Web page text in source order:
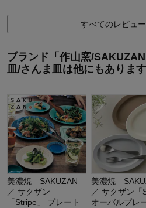
価格
機能
デザイン・色
購入商品：
(限定カ
使用場所： リビン
他
購入のきっかけ：
ネット
商品を使う人：
自分
すべてのレビュ
ブランド「作山窯/
皿/さんま皿は他にもあります
美濃焼 SAKUZAN
／ サクザン
「Stripe」 プレート
美濃焼
／ サクザン「
オーバルプレ